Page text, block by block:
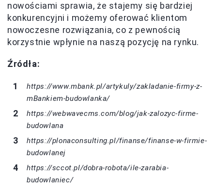
nowościami sprawia, że stajemy się bardziej
konkurencyjni i możemy oferować klientom
nowoczesne rozwiązania, co z pewnością
korzystnie wpłynie na naszą pozycję na rynku.
Źródła:
https://www.mbank.pl/artykuly/zakladanie-firmy-z-
mBankiem-budowlanka/
https://webwavecms.com/blog/jak-zalozyc-firme-
budowlana
https://plonaconsulting.pl/finanse/finanse-w-firmie-
budowlanej
https://sccot.pl/dobra-robota/ile-zarabia-
budowlaniec/